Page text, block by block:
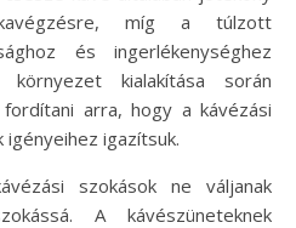
míg a túlzott
és ingerlékenységhez
kialakítása során
arra, hogy a kávézási
igényeihez igazítsuk.
szokások ne váljanak
A kávészüneteknek